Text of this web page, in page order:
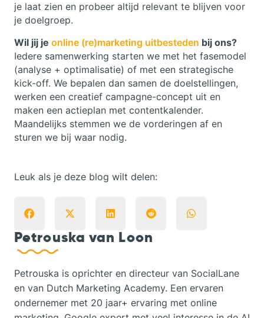
je laat zien en probeer altijd relevant te blijven voor
je doelgroep.
Wil jij je online (re)marketing uitbesteden bij ons?
Iedere samenwerking starten we met het fasemodel
(analyse + optimalisatie) of met een strategische
kick-off. We bepalen dan samen de doelstellingen,
werken een creatief campagne-concept uit en
maken een actieplan met contentkalender.
Maandelijks stemmen we de vorderingen af en
sturen we bij waar nodig.
Leuk als je deze blog wilt delen:
Petrouska van Loon
Petrouska is oprichter en directeur van SocialLane
en van Dutch Marketing Academy. Een ervaren
ondernemer met 20 jaar+ ervaring met online